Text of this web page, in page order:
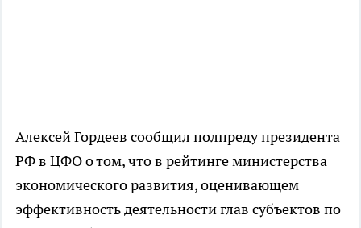
Алексей Гордеев сообщил полпреду президента
РФ в ЦФО о том, что в рейтинге министерства
экономического развития, оценивающем
эффективность деятельности глав субъектов по